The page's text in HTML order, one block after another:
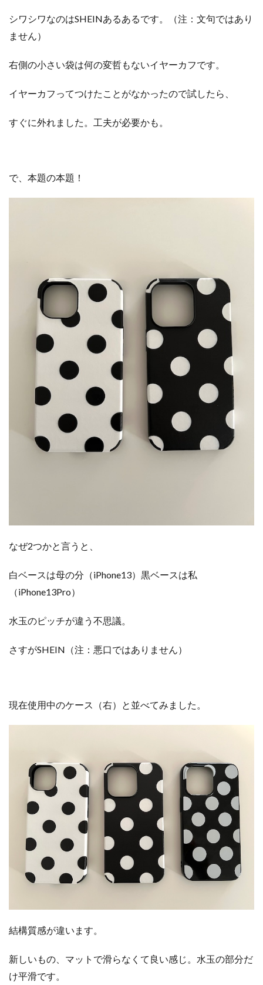
シワシワなのはSHEINあるあるです。（注：文句ではあり
ません）
右側の小さい袋は何の変哲もないイヤーカフです。
イヤーカフってつけたことがなかったので試したら、
すぐに外れました。工夫が必要かも。
で、本題の本題！
なぜ2つかと言うと、
白ベースは母の分（iPhone13）黒ベースは私
（iPhone13Pro）
水玉のピッチが違う不思議。
さすがSHEIN（注：悪口ではありません）
現在使用中のケース（右）と並べてみました。
結構質感が違います。
新しいもの、マットで滑らなくて良い感じ。水玉の部分だ
け平滑です。